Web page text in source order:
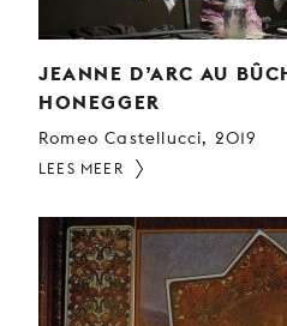
JEANNE D’ARC AU
HONEGGER
Romeo Castellucci, 2019
LEES MEER